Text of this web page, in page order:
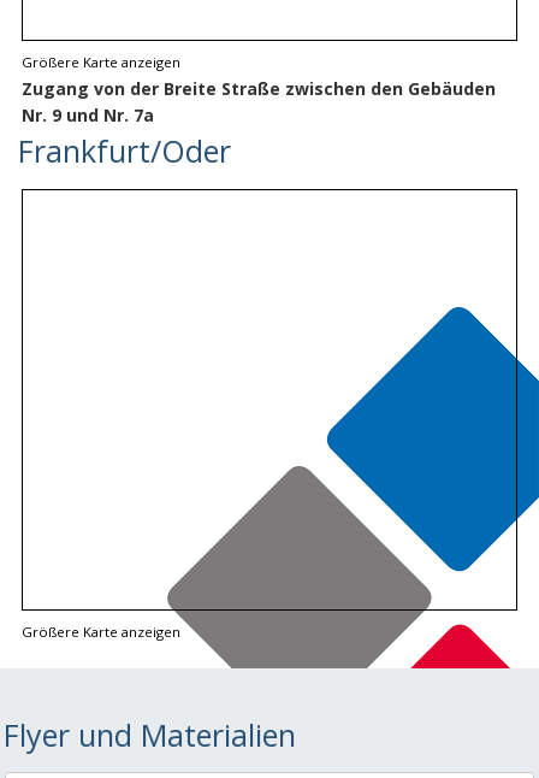
Größere Karte anzeigen
Zugang von der Breite Straße zwischen den Gebäuden
Nr. 9 und Nr. 7a
Frankfurt/Oder
Größere Karte anzeigen
Flyer und Materialien